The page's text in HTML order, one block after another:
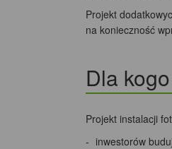
Projekt
na konieczność
Dla
Projekt instalacji
inwestorów